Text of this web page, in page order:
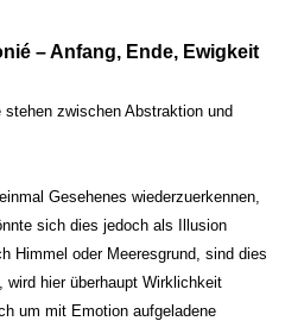
– Anfang, Ende, Ewigkeit
stehen zwischen Abstraktion und
Gesehenes wiederzuerkennen,
sich dies jedoch als Illusion
Himmel oder Meeresgrund, sind dies
hier überhaupt Wirklichkeit
um mit Emotion aufgeladene